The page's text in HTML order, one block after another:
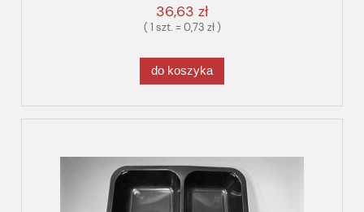
36,63 zł
( 1 szt. = 0,73 zł )
do koszyka